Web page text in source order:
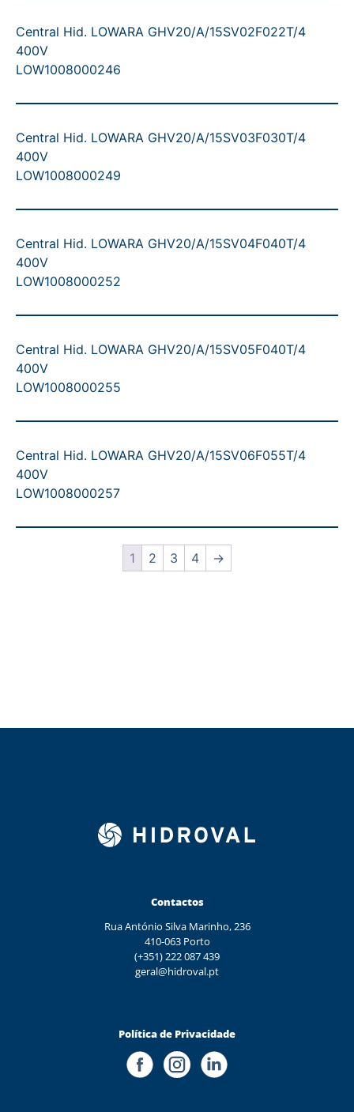
Central Hid. LOWARA GHV20/A/15SV02F022T/4
400V
LOW1008000246
Central Hid. LOWARA GHV20/A/15SV03F030T/4
400V
LOW1008000249
Central Hid. LOWARA GHV20/A/15SV04F040T/4
400V
LOW1008000252
Central Hid. LOWARA GHV20/A/15SV05F040T/4
400V
LOW1008000255
Central Hid. LOWARA GHV20/A/15SV06F055T/4
400V
LOW1008000257
1 2 3 4 →
Contactos
Rua António Silva Marinho, 236
410-063 Porto
(+351) 222 087 439
geral@hidroval.pt
Política de Privacidade